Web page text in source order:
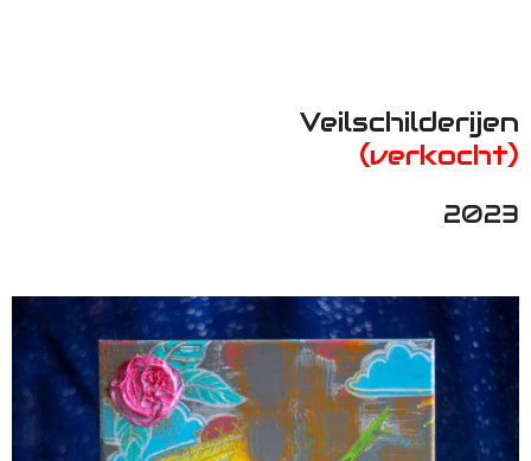
Veilschilderijen
(verkocht)
2023